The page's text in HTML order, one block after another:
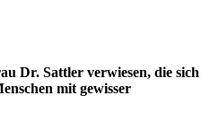
Dr. Sattler verwiesen, die sich
mit gewisser